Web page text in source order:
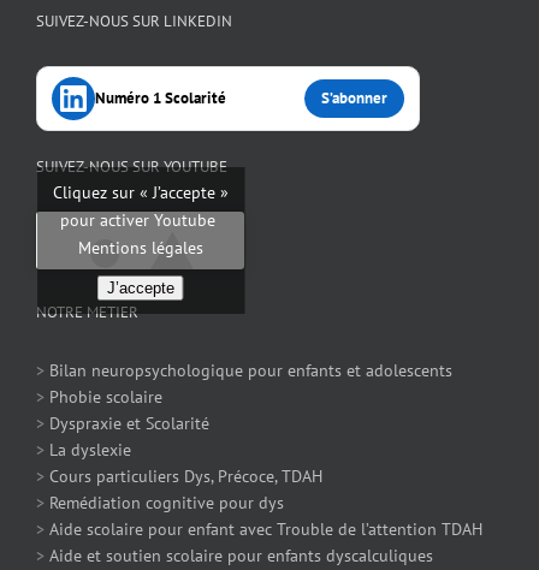
SUIVEZ-NOUS SUR LINKEDIN
Numéro 1 Scolarité S’abonner
SUIVEZ-NOUS SUR YOUTUBE
Cliquez sur « J’accepte »
pour activer Youtube
Mentions légales
J’accepte
NOTRE METIER
> Bilan neuropsychologique pour enfants et adolescents
> Phobie scolaire
> Dyspraxie et Scolarité
> La dyslexie
> Cours particuliers Dys, Précoce, TDAH
> Remédiation cognitive pour dys
> Aide scolaire pour enfant avec Trouble de l’attention TDAH
> Aide et soutien scolaire pour enfants dyscalculiques